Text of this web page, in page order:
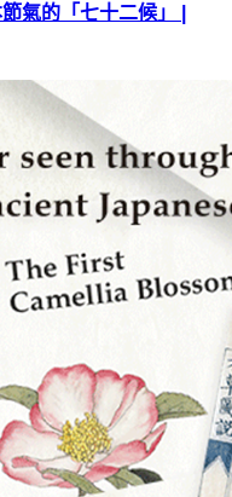
氣的「七十二候」 |